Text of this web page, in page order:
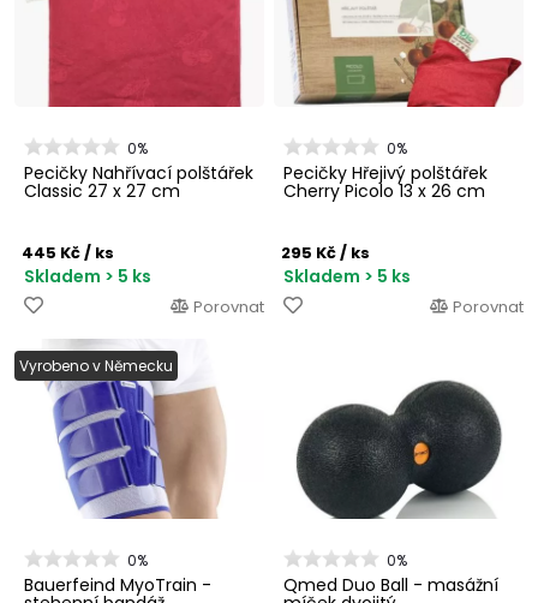
0%
Pecičky Nahřívací polštářek
Classic 27 x 27 cm
445 Kč/ ks
Skladem > 5 ks
Porovnat
0%
Pecičky Hřejivý polštářek
Cherry Picolo 13 x 26 cm
295 Kč/ ks
Skladem > 5 ks
Porovnat
Vyrobeno v Německu
0%
Bauerfeind MyoTrain -
0%
Qmed Duo Ball - masážní